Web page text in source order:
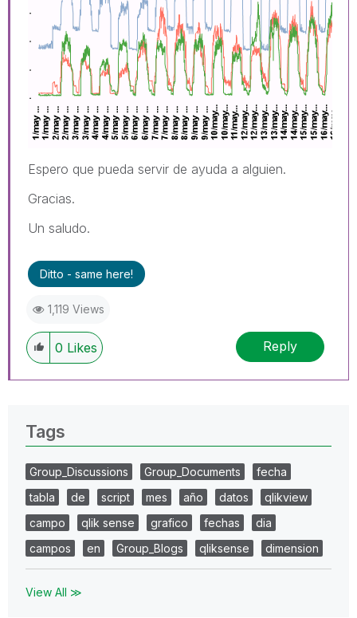
Espero que pueda servir de ayuda a alguien.
Gracias.
Un saludo.
Ditto - same here!
1,119 Views
0 Likes Reply
Tags
Group_Discussions Group_Documents
fecha
tabla
de script mes año datos
qlikview
campo
qlik sense grafico fechas
dia
campos
en Group_Blogs qliksense dimension
View All ≫